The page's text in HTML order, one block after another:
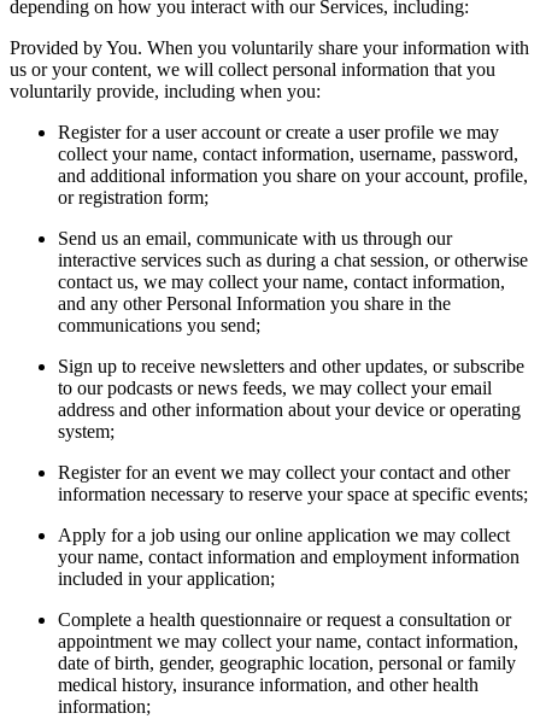
depending on how you interact with our Services, including:
Provided by You. When you voluntarily share your information with
us or your content, we will collect personal information that you
voluntarily provide, including when you:
Register for a user account or create a user profile we may
collect your name, contact information, username, password,
and additional information you share on your account, profile,
or registration form;
Send us an email, communicate with us through our
interactive services such as during a chat session, or otherwise
contact us, we may collect your name, contact information,
and any other Personal Information you share in the
communications you send;
Sign up to receive newsletters and other updates, or subscribe
to our podcasts or news feeds, we may collect your email
address and other information about your device or operating
system;
Register for an event we may collect your contact and other
information necessary to reserve your space at specific events;
Apply for a job using our online application we may collect
your name, contact information and employment information
included in your application;
Complete a health questionnaire or request a consultation or
appointment we may collect your name, contact information,
date of birth, gender, geographic location, personal or family
medical history, insurance information, and other health
information;